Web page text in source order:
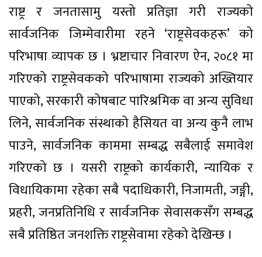
राष्ट्र र जनतासामु यस्तो प्रतिज्ञा गरी राज्यको
सार्वजनिक जिम्मेवारीमा रहने ‘राष्ट्रसेवकहरू’ को
परिभाषा व्यापक छ । भ्रष्टाचार निवारण ऐन, २०८१ मा
गरिएको राष्ट्रसेवकको परिभाषामा राज्यको अख्तियार
पाएको, सरकारी कोषबाट पारिश्रमिक वा अन्य सुविधा
लिने, सार्वजनिक संस्थाको हैसियत वा अन्य कुनै लाभ
पाउने, सार्वजनिक काममा सम्बद्ध सबैलाई समावेश
गरिएको छ । यसरी राष्ट्रको कार्यकारी, न्यायिक र
विधायिकामा रहेका सबै पदाधिकारी, निजामती, जङ्गी,
प्रहरी, जनप्रतिनिधि र सार्वजनिक सेवासकसँग सम्बद्ध
सबै प्रतिष्ठित जनशक्ति राष्ट्रसेवामा रहेको देखिन्छ ।